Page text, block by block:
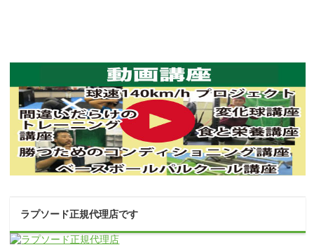
ラプソード正規代理店です